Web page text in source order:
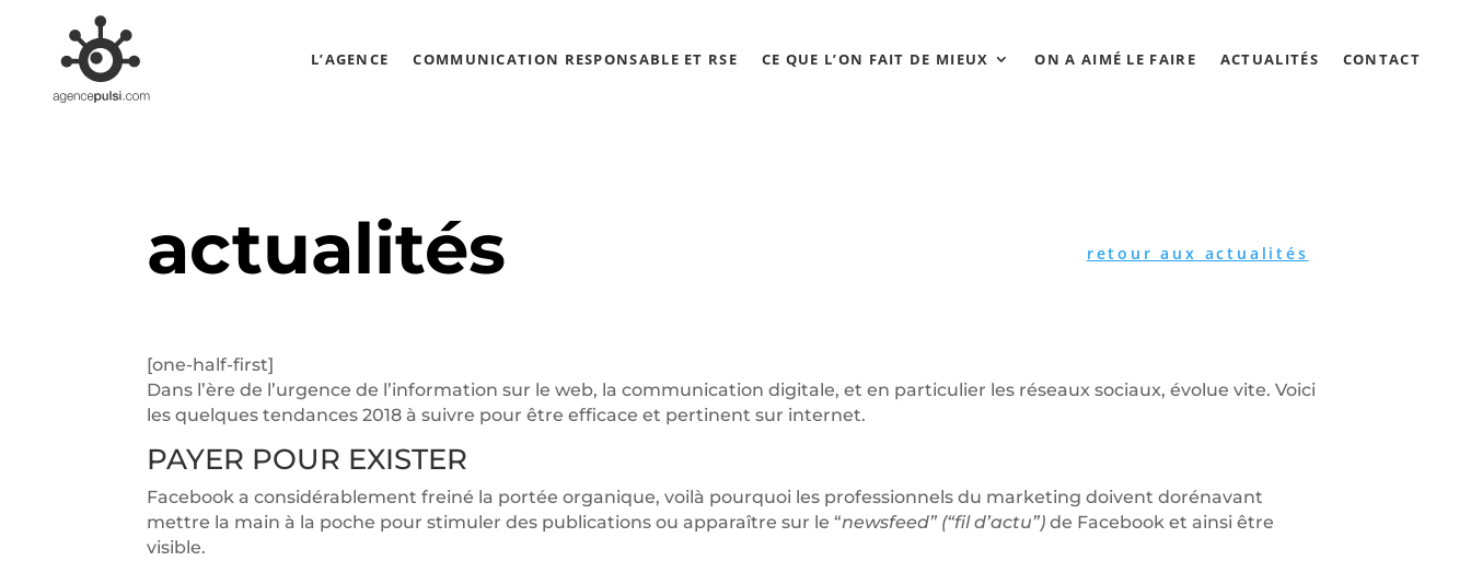
L’AGENCE COMMUNICATION RESPONSABLE ET RSE CE QUE L’ON FAIT DE MIEUX ON A AIMÉ LE FAIRE ACTUALITÉS CONTACT
actualités retour aux actualités
[one-half-first]
Dans l’ère de l’urgence de l’information sur le web, la communication digitale, et en particulier les réseaux sociaux, évolue vite. Voici
les quelques tendances 2018 à suivre pour être efficace et pertinent sur internet.
PAYER POUR EXISTER
Facebook a considérablement freiné la portée organique, voilà pourquoi les professionnels du marketing doivent dorénavant
mettre la main à la poche pour stimuler des publications ou apparaître sur le “newsfeed” (“fil d’actu”) de Facebook et ainsi être
visible.